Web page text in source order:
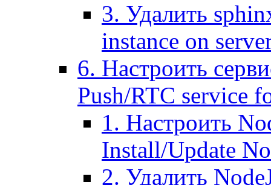
3. Удалить
instance on
6. Настроить
Push/RTC service
1. Настроить
Install/Update
2. Удалить